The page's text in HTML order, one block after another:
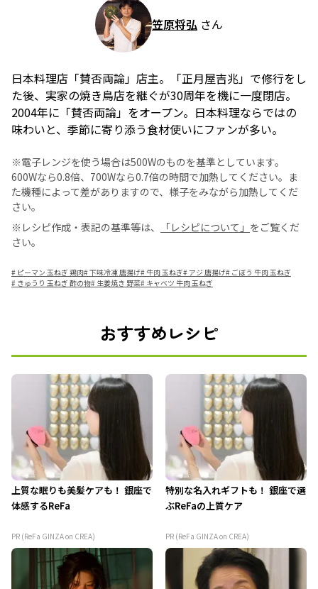
笠原将弘 さん
日本料理店「賛否両論」店主。「正月屋吉兆」で修行をし
た後、実家の焼き鳥店を継ぐが30周年を機に一度閉店。
2004年に「賛否両論」をオープン。日本料理ならではの
味わいと、季節に寄り添う食材使いにファンが多い。
※電子レンジを使う場合は500Wのものを基準としています。
600Wなら0.8倍、700Wなら0.7倍の時間で加熱してください。ま
た機種によって差がありますので、様子をみながら加熱してくだ
さい。
※レシピ作成・表記の基準等は、
「レシピについて」 をご覧くだ
さい。
# ピーマン 玉ねぎ 鶏肉#下味冷凍 唐揚げ#牛肉 玉ねぎ# アジ 唐揚げ# ごぼう 牛肉 玉ねぎ
# きゅうり 玉ねぎ 酢の物# 生姜焼き 野菜# キャベツ 牛肉 玉ねぎ
おすすめレシピ
上質な眠りも美髪ケアも！ 銀座で
体感するReFa
PR (ReFa GINZA on CREA)
特別な名入れギフトも！ 銀座で選
ぶReFaの上質ケア
PR (ReFa GINZA on CREA)